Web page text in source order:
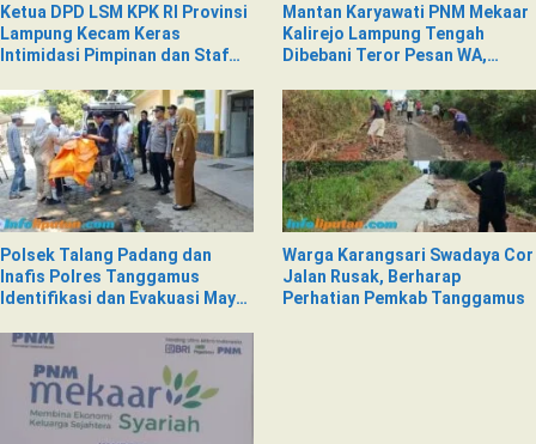
Ketua DPD LSM KPK RI Provinsi
Lampung Kecam Keras
Intimidasi Pimpinan dan Staf
Nad
Mantan Karyawati PNM Mekaar
Kalirejo Lampung Tengah
Dibebani Teror Pesan WA,
Polsek Talang Padang dan
Inafis Polres Tanggamus
Identifikasi dan Evakuasi Mayat
Warga Karangsari Swadaya Cor
Jalan Rusak, Berharap
Perhatian Pemkab Tanggamus